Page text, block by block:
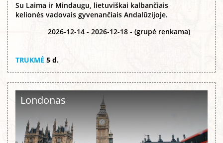
Su Laima ir Mindaugu, lietuviškai kalbančiais
kelionės vadovais gyvenančiais Andalūzijoje.
2026-12-14 - 2026-12-18 - (grupė renkama)
TRUKMĖ 5 d.
Londonas